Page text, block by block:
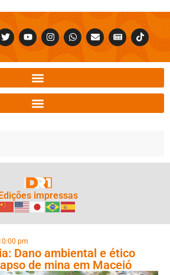
impressas
pm
Dano ambiental e ético
de mina em Maceió